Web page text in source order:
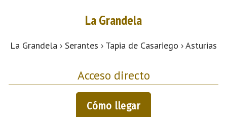
La Grandela
La Grandela › Serantes › Tapia de Casariego › Asturias
Acceso directo
Cómo llegar